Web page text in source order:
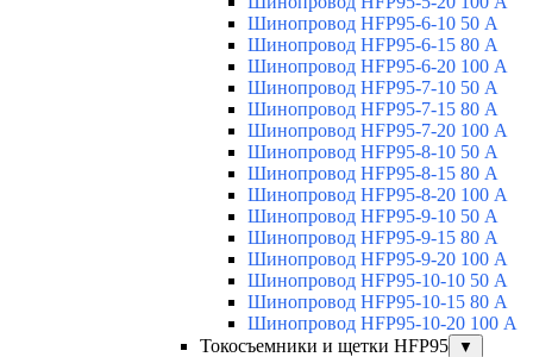
Шинопровод HFP95-6-10 50 А
Шинопровод HFP95-6-15 80 А
Шинопровод HFP95-6-20 100 А
Шинопровод HFP95-7-10 50 А
Шинопровод HFP95-7-15 80 А
Шинопровод HFP95-7-20 100 А
Шинопровод HFP95-8-10 50 А
Шинопровод HFP95-8-15 80 А
Шинопровод HFP95-8-20 100 А
Шинопровод HFP95-9-10 50 А
Шинопровод HFP95-9-15 80 А
Шинопровод HFP95-9-20 100 А
Шинопровод HFP95-10-10 50 А
Шинопровод HFP95-10-15 80 А
Шинопровод HFP95-10-20 100 А
Токосъемники и щетки HFP95
▼